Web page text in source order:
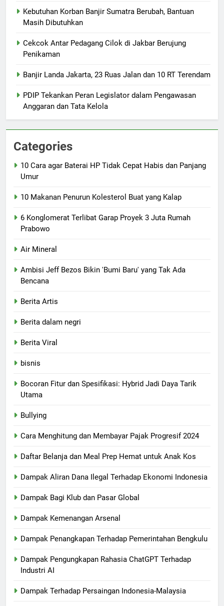
Kebutuhan Korban Banjir Sumatra Berubah, Bantuan
Masih Dibutuhkan
Cekcok Antar Pedagang Cilok di Jakbar Berujung
Penikaman
Banjir Landa Jakarta, 23 Ruas Jalan dan 10 RT Terendam
PDIP Tekankan Peran Legislator dalam Pengawasan
Anggaran dan Tata Kelola
Categories
10 Cara agar Baterai HP Tidak Cepat Habis dan Panjang
Umur
10 Makanan Penurun Kolesterol Buat yang Kalap
6 Konglomerat Terlibat Garap Proyek 3 Juta Rumah
Prabowo
Air Mineral
Ambisi Jeff Bezos Bikin 'Bumi Baru' yang Tak Ada
Bencana
Berita Artis
Berita dalam negri
Berita Viral
bisnis
Bocoran Fitur dan Spesifikasi: Hybrid Jadi Daya Tarik
Utama
Bullying
Cara Menghitung dan Membayar Pajak Progresif 2024
Daftar Belanja dan Meal Prep Hemat untuk Anak Kos
Dampak Aliran Dana Ilegal Terhadap Ekonomi Indonesia
Dampak Bagi Klub dan Pasar Global
Dampak Kemenangan Arsenal
Dampak Penangkapan Terhadap Pemerintahan Bengkulu
Dampak Pengungkapan Rahasia ChatGPT Terhadap
Industri AI
Dampak Terhadap Persaingan Indonesia-Malaysia